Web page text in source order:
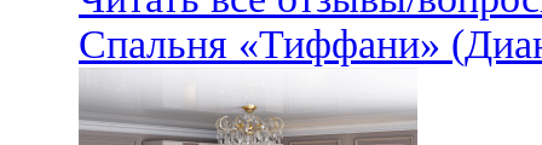
Спальня «Тиффани»